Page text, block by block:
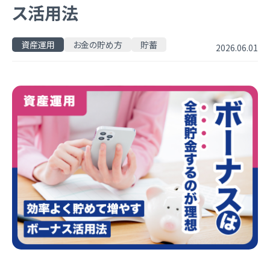
ス活用法
資産運用 お金の貯め方 貯蓄 2026.06.01